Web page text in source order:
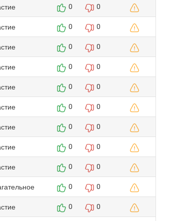
0 0
0 0
0 0
0 0
0 0
0 0
0 0
0 0
0 0
0 0
0 0